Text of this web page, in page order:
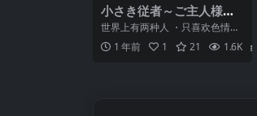
小さき従者～ご主人様は
ルーのもの!～ (ver2025.
03.11)
世界上有两种人 ・只喜欢色情游
戏系统的人 ・不，用状态解锁H
场景很无聊， 我想像...
1 年前 1 21 1.6K